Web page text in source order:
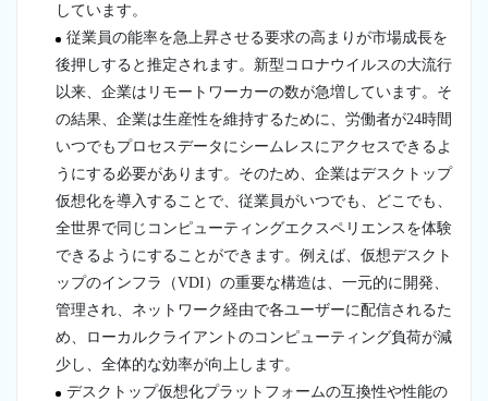
しています。
従業員の能率を急上昇させる要求の高まりが市場成長を
後押しすると推定されます。新型コロナウイルスの大流行
以来、企業はリモートワーカーの数が急増しています。そ
の結果、企業は生産性を維持するために、労働者が24時間
いつでもプロセスデータにシームレスにアクセスできるよ
うにする必要があります。そのため、企業はデスクトップ
仮想化を導入することで、従業員がいつでも、どこでも、
全世界で同じコンピューティングエクスペリエンスを体験
できるようにすることができます。例えば、仮想デスクト
ップのインフラ（VDI）の重要な構造は、一元的に開発、
管理され、ネットワーク経由で各ユーザーに配信されるた
め、ローカルクライアントのコンピューティング負荷が減
少し、全体的な効率が向上します。
デスクトップ仮想化プラットフォームの互換性や性能の